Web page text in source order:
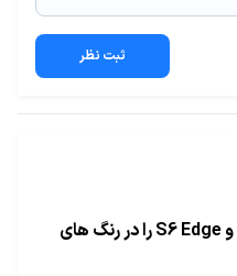
ثبت نظر
سامسونگ گلکسی S6 و S6 Edge را در رنگ های